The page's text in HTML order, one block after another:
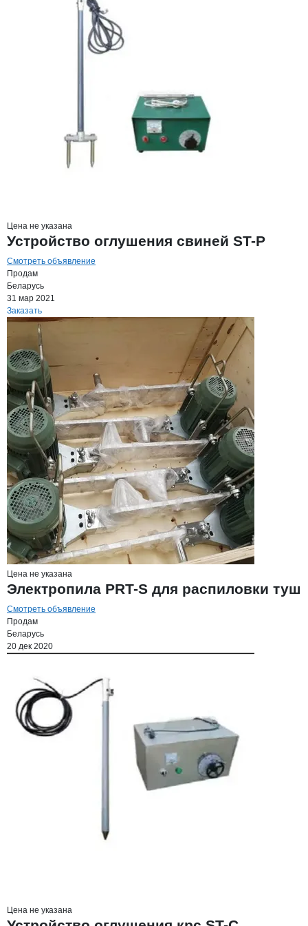
Цена не указана
Устройство оглушения свиней ST-P
Смотреть объявление
Продам
Беларусь
31 мар 2021
Заказать
Цена не указана
Электропила PRT-S для распиловки туш
Смотреть объявление
Продам
Беларусь
20 дек 2020
Цена не указана